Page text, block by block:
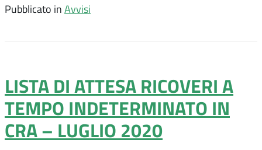
Pubblicato in Avvisi
LISTA DI ATTESA RICOVERI A
TEMPO INDETERMINATO IN
CRA – LUGLIO 2020